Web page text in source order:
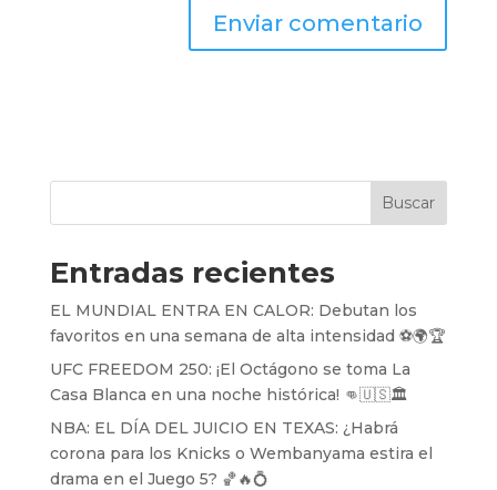
Buscar
Entradas recientes
EL MUNDIAL ENTRA EN CALOR: Debutan los
favoritos en una semana de alta intensidad ⚽️🌍🏆
UFC FREEDOM 250: ¡El Octágono se toma La
Casa Blanca en una noche histórica! 👊🇺🇸🏛️
NBA: EL DÍA DEL JUICIO EN TEXAS: ¿Habrá
corona para los Knicks o Wembanyama estira el
drama en el Juego 5? 🏀🔥💍